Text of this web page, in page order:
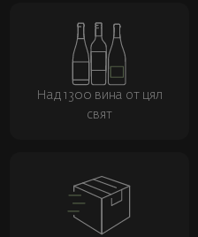
Над 1300 вина от цял
свят